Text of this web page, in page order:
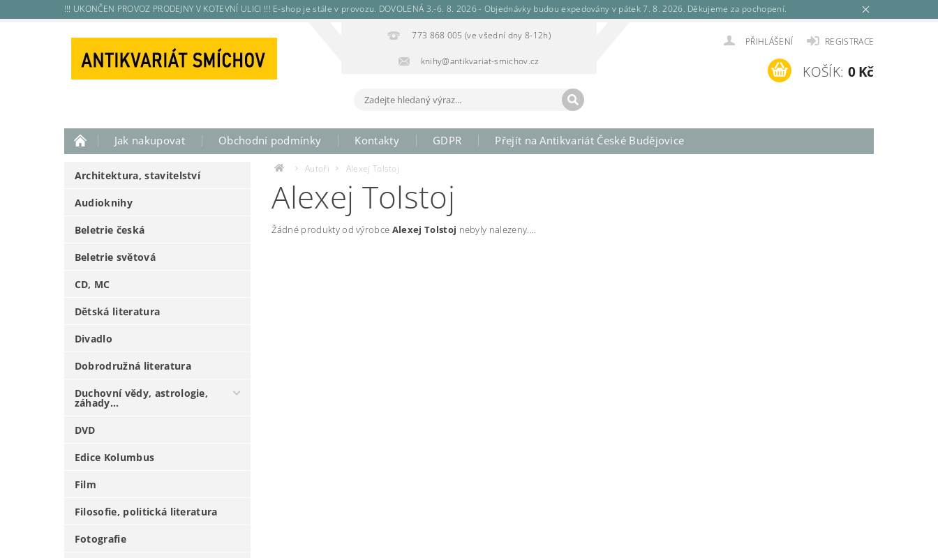
!!! UKONČEN PROVOZ PRODEJNY V KOTEVNÍ ULICI !!! E-shop je stále v provozu. DOVOLENÁ 3.-6. 8. 2026 - Objednávky budou expedovány v pátek 7. 8. 2026. Děkujeme za pochopení.
773 868 005 (ve všední dny 8-12h)
knihy@antikvariat-smichov.cz
PŘIHLÁŠENÍ REGISTRACE
KOŠÍK: 0 Kč
Jak nakupovat Obchodní podmínky Kontakty GDPR Přejít na Antikvariát České Budějovice
Architektura, stavitelství
Audioknihy
Beletrie česká
Beletrie světová
CD, MC
Dětská literatura
Divadlo
Dobrodružná literatura
Duchovní vědy, astrologie,
záhady...
DVD
Edice Kolumbus
Film
Filosofie, politická literatura
Fotografie
Autoři Alexej Tolstoj
Alexej Tolstoj
Žádné produkty od výrobce Alexej Tolstoj nebyly nalezeny....